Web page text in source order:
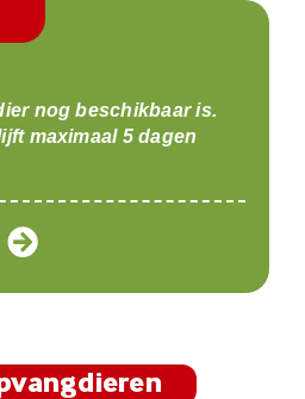
nog beschikbaar is.
maximaal 5 dagen